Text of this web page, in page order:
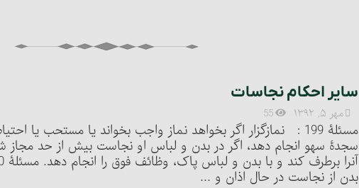
سایر احکام نجاسات
مهر ۵, ۱۳۹۲ 55
مسئلۀ 199 : نمازگزار اگر بخواهد نماز واجب بخواند یا مستحب یا
سجدۀ سهو انجام دهد، اگر در بدن و لباس او نجاست بیش از حد مجاز
بدن از نجاست در حال اذان و ...